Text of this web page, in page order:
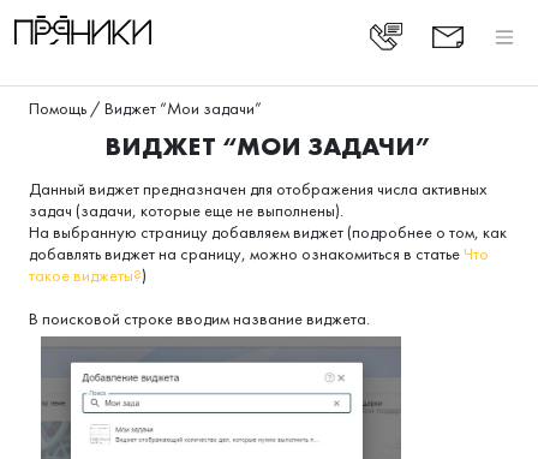
Помощь / Виджет “Мои задачи”
ВИДЖЕТ “МОИ ЗАДАЧИ”
Данный виджет предназначен для отображения числа активных
задач (задачи, которые еще не выполнены).
На выбранную страницу добавляем виджет (подробнее о том, как
добавлять виджет на сраницу, можно ознакомиться в статьеЧто
такое виджеты?)
В поисковой строке вводим название виджета.